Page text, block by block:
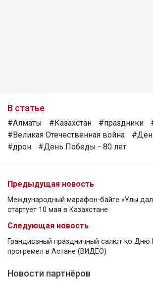
В статье
#Алматы #Казахстан #праздники
#Великая Отечественная война
#дрон
#День Победы - 80 лет
Предыдущая новость
Международный марафон-байге «Ұлы
стартует 10 мая в Казахстане
Следующая новость
Грандиозный праздничный салют ко
прогремел в Астане (ВИДЕО)